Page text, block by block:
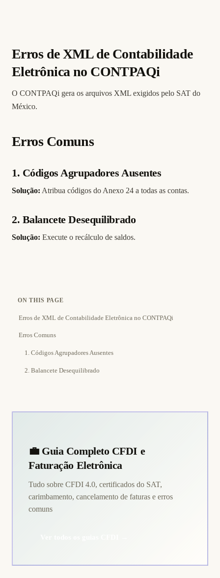
Erros de XML de Contabilidade
Eletrônica no CONTPAQi
O CONTPAQi gera os arquivos XML exigidos pelo SAT do
México.
Erros Comuns
1. Códigos Agrupadores Ausentes
Solução: Atribua códigos do Anexo 24 a todas as contas.
2. Balancete Desequilibrado
Solução: Execute o recálculo de saldos.
ON THIS PAGE
Erros de XML de Contabilidade Eletrônica no CONTPAQi
Erros Comuns
1. Códigos Agrupadores Ausentes
2. Balancete Desequilibrado
💼 Guia Completo CFDI e
Faturação Eletrônica
Tudo sobre CFDI 4.0, certificados do SAT,
carimbamento, cancelamento de faturas e erros
comuns